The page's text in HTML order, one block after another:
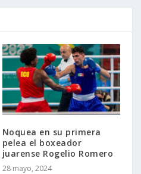
Noquea en su primera
pelea el boxeador
juarense Rogelio Romero
28 mayo, 2024